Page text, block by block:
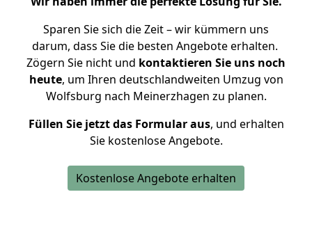
Sparen Sie sich die Zeit – wir kümmern uns
darum, dass Sie die besten Angebote erhalten.
Zögern Sie nicht und kontaktieren Sie uns noch
heute, um Ihren deutschlandweiten Umzug von
Wolfsburg nach Meinerzhagen zu planen.
Füllen Sie jetzt das Formular aus, und erhalten
Sie kostenlose Angebote.
Kostenlose Angebote erhalten